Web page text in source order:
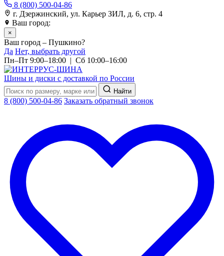
8 (800) 500-04-86
г. Дзержинский, ул. Карьер ЗИЛ, д. 6, стр. 4
Ваш город:
×
Ваш город – Пушкино?
Да Нет, выбрать другой
Пн–Пт 9:00–18:00 | Сб 10:00–16:00
Шины и диски с доставкой по России
Найти
8 (800) 500-04-86 Заказать обратный звонок